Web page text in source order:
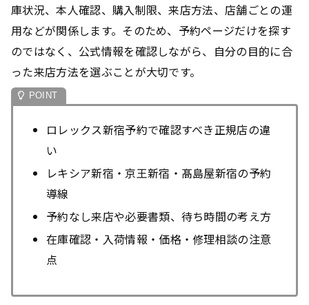
庫状況、本人確認、購入制限、来店方法、店舗ごとの運
用などが関係します。そのため、予約ページだけを探す
のではなく、公式情報を確認しながら、自分の目的に合
った来店方法を選ぶことが大切です。
ロレックス新宿予約で確認すべき正規店の違
い
レキシア新宿・京王新宿・髙島屋新宿の予約
導線
予約なし来店や必要書類、待ち時間の考え方
在庫確認・入荷情報・価格・修理相談の注意
点